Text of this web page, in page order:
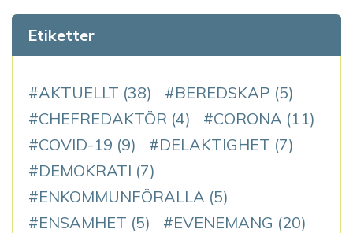
Etiketter
AKTUELLT (38) BEREDSKAP (5)
CHEFREDAKTÖR (4) CORONA (11)
COVID-19 (9) DELAKTIGHET (7)
DEMOKRATI (7)
ENKOMMUNFÖRALLA (5)
ENSAMHET (5) EVENEMANG (20)